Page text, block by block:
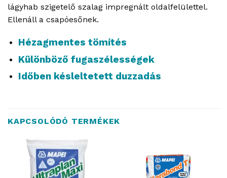
lágyhab szigetelő szalag impregnált oldalfelülettel.
Ellenáll a csapóesőnek.
Hézagmentes tömítés
Különböző fugaszélességek
Időben késleltetett duzzadás
KAPCSOLÓDÓ TERMÉKEK